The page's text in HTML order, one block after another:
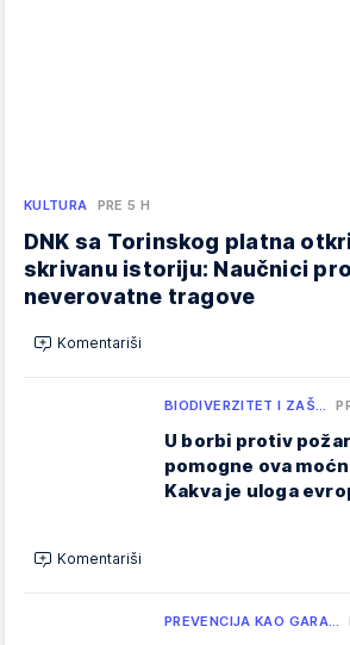
KULTURA PRE 5 H
DNK sa Torinskog platna
skrivanu istoriju: Naučnici
neverovatne tragove
Komentariši
BIODIVERZITET I ZAŠ…
U borbi protiv
pomogne ova
Kakva je uloga
Komentariši
PREVENCIJA KAO GARA…